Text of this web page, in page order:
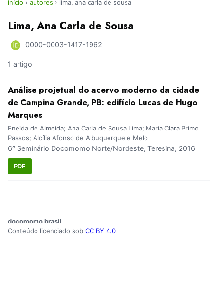
início › autores › lima, ana carla de sousa
Lima, Ana Carla de Sousa
0000-0003-1417-1962
1 artigo
Análise projetual do acervo moderno da cidade
de Campina Grande, PB: edifício Lucas de Hugo
Marques
Eneida de Almeida; Ana Carla de Sousa Lima; Maria Clara Primo
Passos; Alcília Afonso de Albuquerque e Melo
6º Seminário Docomomo Norte/Nordeste, Teresina, 2016
PDF
docomomo brasil
Conteúdo licenciado sob CC BY 4.0